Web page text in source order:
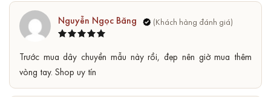
hạng55
Nguyễn Ngọc Băng
Trước mua dây chuyền mẫu này rồi, đẹp nên giờ mua thêm
vòng tay. Shop uy tín